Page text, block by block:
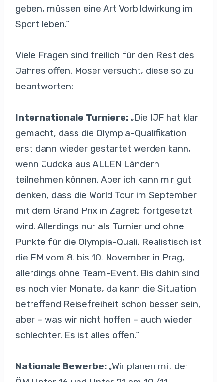
geben, müssen eine Art Vorbildwirkung im
Sport leben.“
Viele Fragen sind freilich für den Rest des
Jahres offen. Moser versucht, diese so zu
beantworten:
Internationale Turniere: „Die IJF hat klar
gemacht, dass die Olympia-Qualifikation
erst dann wieder gestartet werden kann,
wenn Judoka aus ALLEN Ländern
teilnehmen können. Aber ich kann mir gut
denken, dass die World Tour im September
mit dem Grand Prix in Zagreb fortgesetzt
wird. Allerdings nur als Turnier und ohne
Punkte für die Olympia-Quali. Realistisch ist
die EM vom 8. bis 10. November in Prag,
allerdings ohne Team-Event. Bis dahin sind
es noch vier Monate, da kann die Situation
betreffend Reisefreiheit schon besser sein,
aber – was wir nicht hoffen – auch wieder
schlechter. Es ist alles offen.“
Nationale Bewerbe: „Wir planen mit der